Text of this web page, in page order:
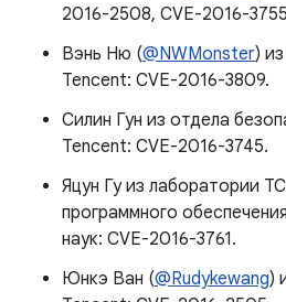
2016-2508, CVE-2016-
Вэнь Ню (@NWMonster)
Tencent: CVE-2016-3809.
Силин Гун из отдела
Tencent: CVE-2016-3745.
Яцун Гу из лаборатории
программного
наук: CVE-2016-3761.
Юнкэ Ван (@Rudykewang)